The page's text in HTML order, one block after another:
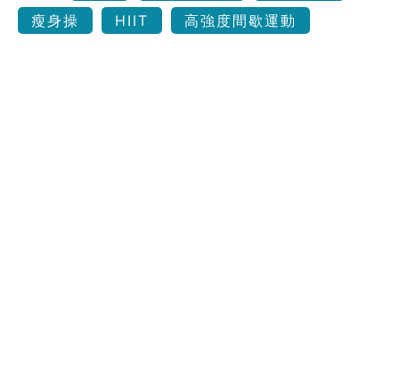
瘦身操
HIIT 高強度間歇運動